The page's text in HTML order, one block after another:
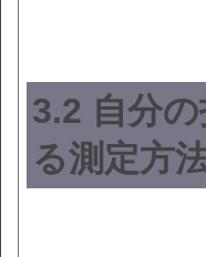
3.2 自分
る測定方